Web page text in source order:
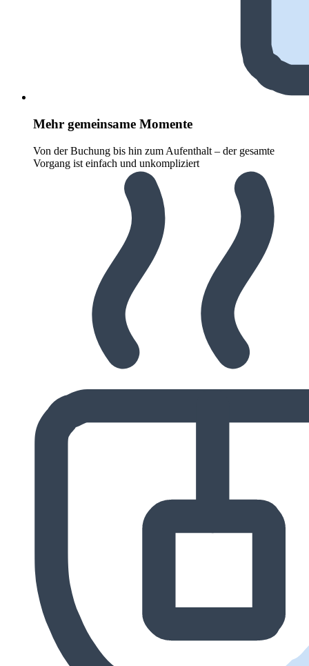
Mehr gemeinsame Momente
Von der Buchung bis hin zum Aufenthalt – der gesamte
Vorgang ist einfach und unkompliziert